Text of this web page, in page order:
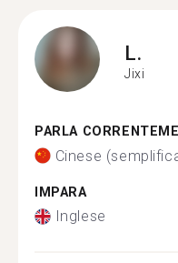
L.
Jixi
PARLA
Cinese
IMPARA
Inglese